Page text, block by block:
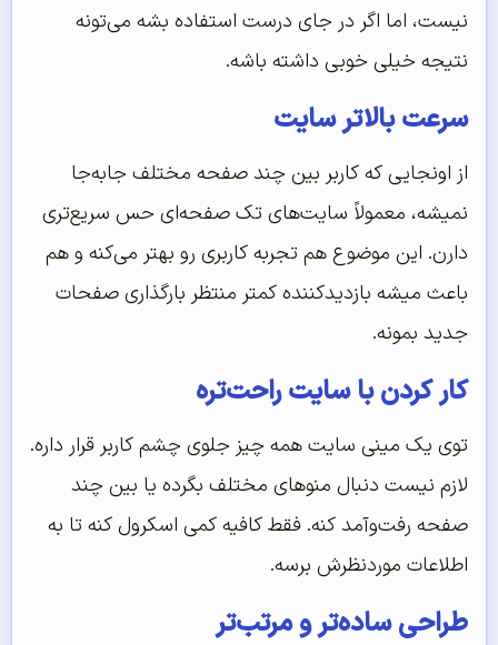
نیست، اما اگر در جای درست استفاده بشه می‌تونه
نتیجه خیلی خوبی داشته باشه.
سرعت بالاتر سایت
از اونجایی که کاربر بین چند صفحه مختلف جابه‌جا
نمیشه، معمولاً سایت‌های تک صفحه‌ای حس سریع‌تری
دارن. این موضوع هم تجربه کاربری رو بهتر می‌کنه و هم
باعث میشه بازدیدکننده کمتر منتظر بارگذاری صفحات
جدید بمونه.
کار کردن با سایت راحت‌تره
توی یک مینی سایت همه چیز جلوی چشم کاربر قرار داره.
لازم نیست دنبال منوهای مختلف بگرده یا بین چند
صفحه رفت‌وآمد کنه. فقط کافیه کمی اسکرول کنه تا به
اطلاعات موردنظرش برسه.
طراحی ساده‌تر و مرتب‌تر